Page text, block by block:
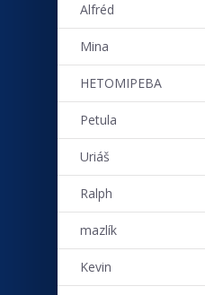
Alfréd
Mina
HETOMIPEBA
Petula
Uriáš
Ralph
mazlík
Kevin